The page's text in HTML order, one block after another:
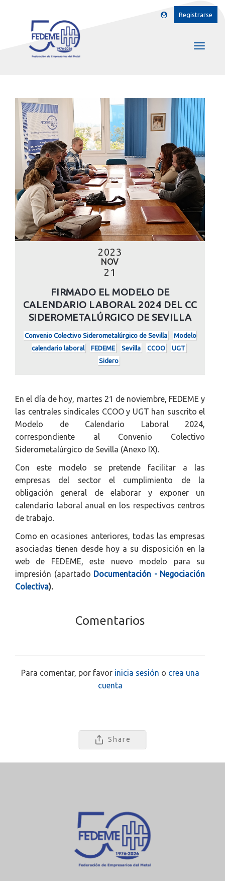
Registrarse
2023
NOV
21
FIRMADO EL MODELO DE
CALENDARIO LABORAL 2024 DEL CC
SIDEROMETALÚRGICO DE SEVILLA
Convenio Colectivo Siderometalúrgico de Sevilla
Modelo
calendario laboral
FEDEME Sevilla CCOO
UGT
Sidero
En el día de hoy, martes 21 de noviembre, FEDEME y
las centrales sindicales CCOO y UGT han suscrito el
Modelo de Calendario Laboral 2024,
correspondiente al Convenio Colectivo
Siderometalúrgico de Sevilla (Anexo IX).
Con este modelo se pretende facilitar a las
empresas del sector el cumplimiento de la
obligación general de elaborar y exponer un
calendario laboral anual en los respectivos centros
de trabajo.
Como en ocasiones anteriores, todas las empresas
asociadas tienen desde hoy a su disposición en la
web de FEDEME , este nuevo modelo para su
impresión (apartado Documentación - Negociación
Colectiva).
Comentarios
Para comentar, por favor inicia sesión o crea una
cuenta
Share